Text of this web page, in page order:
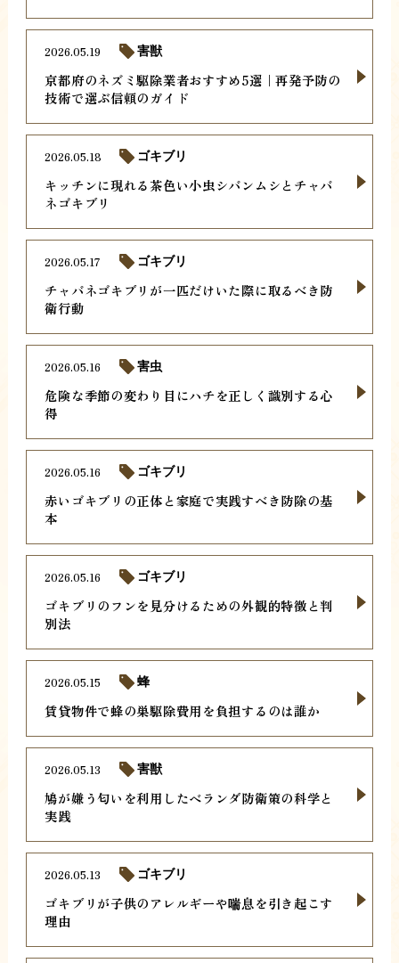
京都府のネズミ駆除業者おすすめ5選｜再発予防の
技術で選ぶ信頼のガイド
2026.05.19 害獣
キッチンに現れる茶色い小虫シバンムシとチャバ
ネゴキブリ
2026.05.18 ゴキブリ
チャバネゴキブリが一匹だけいた際に取るべき防
衛行動
2026.05.17 ゴキブリ
危険な季節の変わり目にハチを正しく識別する心
得
2026.05.16 害虫
赤いゴキブリの正体と家庭で実践すべき防除の基
本
2026.05.16 ゴキブリ
ゴキブリのフンを見分けるための外観的特徴と判
別法
2026.05.16 ゴキブリ
賃貸物件で蜂の巣駆除費用を負担するのは誰か
2026.05.15 蜂
鳩が嫌う匂いを利用したベランダ防衛策の科学と
実践
2026.05.13 害獣
ゴキブリが子供のアレルギーや喘息を引き起こす
理由
2026.05.13 ゴキブリ